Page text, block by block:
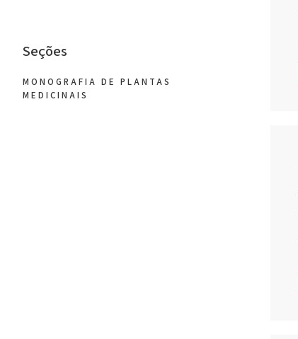
Seções
MONOGRAFIA DE PLANTAS
MEDICINAIS